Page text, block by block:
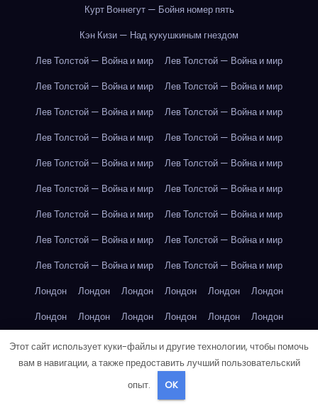
Курт Воннегут — Бойня номер пять
Кэн Кизи — Над кукушкиным гнездом
Лев Толстой — Война и мир
Лев Толстой — Война и мир
Лев Толстой — Война и мир
Лев Толстой — Война и мир
Лев Толстой — Война и мир
Лев Толстой — Война и мир
Лев Толстой — Война и мир
Лев Толстой — Война и мир
Лев Толстой — Война и мир
Лев Толстой — Война и мир
Лев Толстой — Война и мир
Лев Толстой — Война и мир
Лев Толстой — Война и мир
Лев Толстой — Война и мир
Лев Толстой — Война и мир
Лев Толстой — Война и мир
Лев Толстой — Война и мир
Лев Толстой — Война и мир
Лондон
Лондон Лондон Лондон Лондон
Лондон
Лондон
Лондон Лондон Лондон Лондон
Лондон
Лондон
Лондон Лондон Лондон Лондон
Лондон
Лондон
Лондон Лондон Лондон
Лос-Анджелес
Этот сайт использует куки-файлы и другие технологии, чтобы помочь
вам в навигации, а также предоставить лучший пользовательский
опыт.
OK